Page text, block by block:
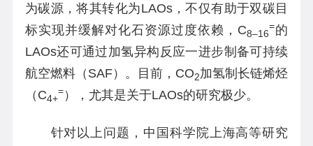
为碳源，将其转化为LAOs，不仅有助于双碳目
标实现并缓解对化石资源过度依赖，C8–16
=的
LAOs还可通过加氢异构反应一进步制备可持续
航空燃料（SAF）。目前，CO2加氢制长链烯烃
（C4+
=），尤其是关于LAOs的研究极少。
针对以上问题，中国科学院上海高等研究